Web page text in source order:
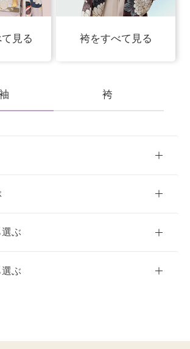
見る 袴をすべて見る
袴
入
下
万円未満
ぶ
ぶ
おすすめ